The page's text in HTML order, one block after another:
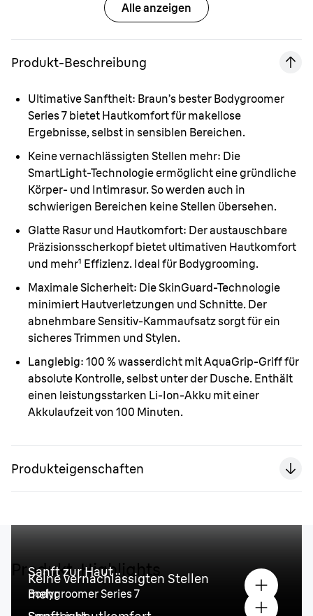
Alle anzeigen
Produkt-Beschreibung
Ultimative Sanftheit: Braun’s bester Bodygroomer
Series 7 bietet Hautkomfort für makellose
Ergebnisse, selbst in sensiblen Bereichen.
Keine vernachlässigten Stellen mehr: Die
SmartLight-Technologie ermöglicht eine gründliche
Körper- und Intimrasur. So werden auch in
schwierigen Bereichen keine Stellen übersehen.
Glatte Rasur und Hautkomfort: Der austauschbare
Präzisionsscherkopf bietet ultimativen Hautkomfort
und mehr¹ Effizienz. Ideal für Bodygrooming.
Maximale Sicherheit: Die SkinGuard-Technologie
minimiert Hautverletzungen und Schnitte. Der
abnehmbare Sensitiv-Kammaufsatz sorgt für ein
sicheres Trimmen und Stylen.
Langlebig: 100 % wasserdicht mit AquaGrip-Griff für
absolute Kontrolle, selbst unter der Dusche. Enthält
einen leistungsstarken Li-Ion-Akku mit einer
Akkulaufzeit von 100 Minuten.
Produkteigenschaften
Produkt-Highlights
Sanft zur Haut
Bodygroomer Series 7
Keine vernachlässigten Stellen
mehr